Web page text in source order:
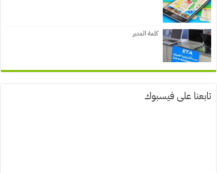
كلمة المدير
تابعنا على فيسبوك